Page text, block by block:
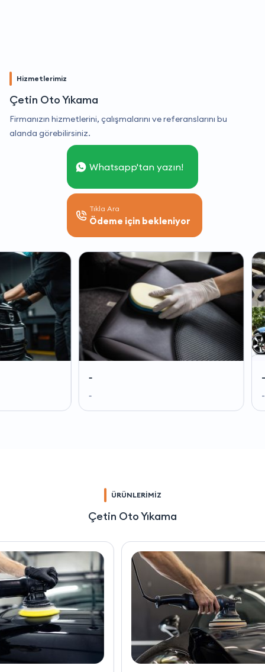
Hizmetlerimiz
Çetin Oto Yıkama
Firmanızın hizmetlerini, çalışmalarını ve referanslarını bu
alanda görebilirsiniz.
Whatsapp'tan yazın!
Tıkla Ara
Ödeme için bekleniyor
ÜRÜNLERİMİZ
Çetin Oto Yıkama